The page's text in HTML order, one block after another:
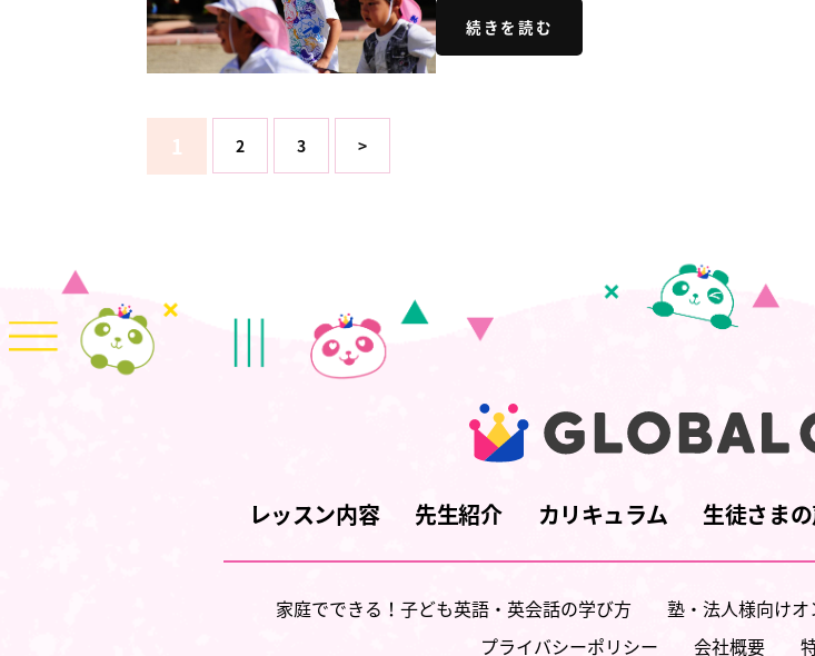
続きを読む
1 2 3 >
レッスン内容 先生紹介 カリキュラム 生徒さま
家庭でできる！子ども英語・英会話の学び方 塾・法人様向け
プライバシーポリシー
会社概要